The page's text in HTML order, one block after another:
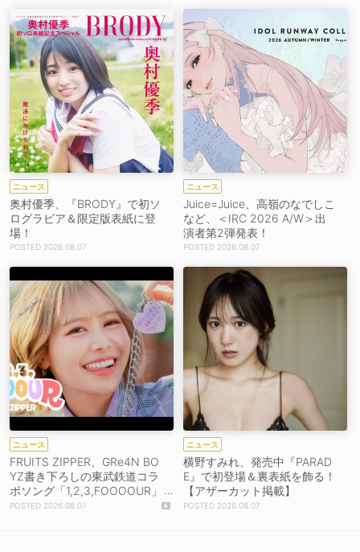
ニュース
奥村優季、『BRODY』で初ソ
ログラビア＆限定版表紙に登
場！
2026.08.07
ニュース
Juice=Juice、高嶺のなでしこ
など、＜IRC 2026 A/W＞出
演者第2弾発表！
2026.08.07
ニュース
FRUITS ZIPPER、GRe4N BO
YZ書き下ろしの東武鉄道コラ
ボソング「1,2,3,FOOOOUR」
をリリース＆MV公開！
2026.08.07
ニュース
横野すみれ、発売中『PARAD
E』で初登場＆裏表紙を飾る！
【アザーカット掲載】
2026.08.07